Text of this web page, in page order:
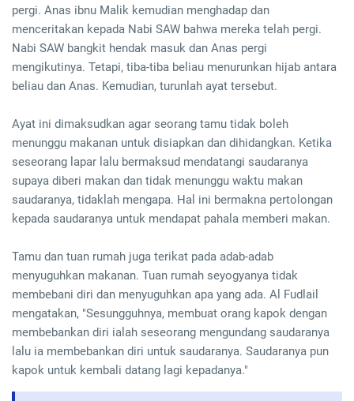
pergi. Anas ibnu Malik kemudian menghadap dan
menceritakan kepada Nabi SAW bahwa mereka telah pergi.
Nabi SAW bangkit hendak masuk dan Anas pergi
mengikutinya. Tetapi, tiba-tiba beliau menurunkan hijab antara
beliau dan Anas. Kemudian, turunlah ayat tersebut.
Ayat ini dimaksudkan agar seorang tamu tidak boleh
menunggu makanan untuk disiapkan dan dihidangkan. Ketika
seseorang lapar lalu bermaksud mendatangi saudaranya
supaya diberi makan dan tidak menunggu waktu makan
saudaranya, tidaklah mengapa. Hal ini bermakna pertolongan
kepada saudaranya untuk mendapat pahala memberi makan.
Tamu dan tuan rumah juga terikat pada adab-adab
menyuguhkan makanan. Tuan rumah seyogyanya tidak
membebani diri dan menyuguhkan apa yang ada. Al Fudlail
mengatakan, "Sesungguhnya, membuat orang kapok dengan
membebankan diri ialah seseorang mengundang saudaranya
lalu ia membebankan diri untuk saudaranya. Saudaranya pun
kapok untuk kembali datang lagi kepadanya."